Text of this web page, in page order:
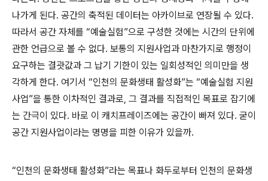
나가게 된다. 공간의 축적된 데이터는 아카이브로 연장될 수 있다.
따라서 공간 자체를 “예술실험”으로 구성한 것에는 시간의 단위에
관한 언급으로 볼 수 없다. 보통의 지원사업과 마찬가지로 행정이
요구하는 결괏값과 그 납기 기한이 있는 일회성적인 의미만을 생
각하게 한다. 여기서 “인천의 문화생태 활성화”는 “예술실험 지원
사업”을 통한 이차적인 결과로, 그 결과를 직접적인 목표로 잡기에
는 간극이 있다. 바로 이 캐치프레이즈에는 공간이 빠져 있다. 굳이
공간 지원사업이라는 명명을 피한 이유가 있을까.
“인천의 문화생태 활성화”라는 목표나 화두로부터 인천의 문화생